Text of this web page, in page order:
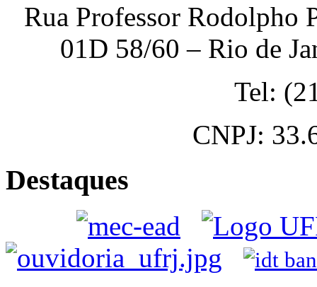
Rua Professor Rodolpho
01D 58/60 – Rio de
Tel:
CNPJ:
Destaques